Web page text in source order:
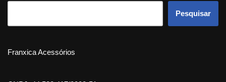
Pesquisar
Franxica Acessórios